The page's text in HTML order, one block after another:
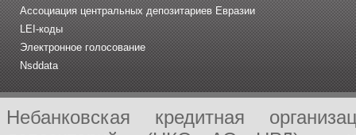
Ассоциация центральных депозитариев Евразии
LEI-коды
Электронное голосование
Nsddata
Небанковская кредитная